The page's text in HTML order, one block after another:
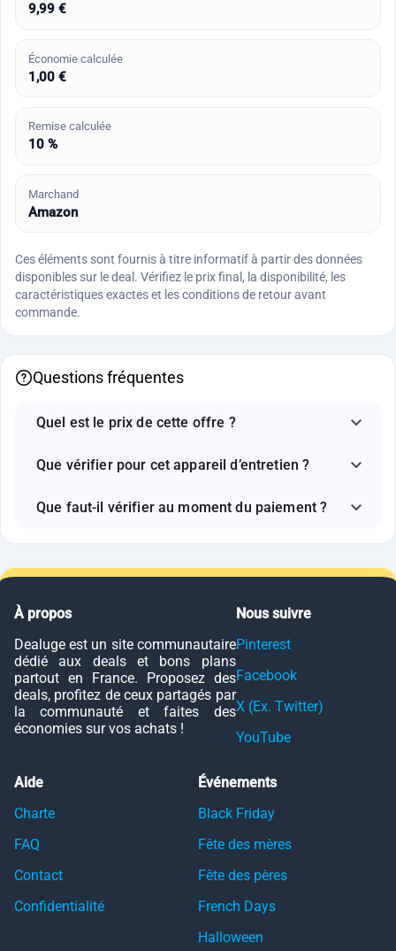
9,99 €
Économie calculée
1,00 €
Remise calculée
10 %
Marchand
Amazon
Ces éléments sont fournis à titre informatif à partir des données
disponibles sur le deal. Vérifiez le prix final, la disponibilité, les
caractéristiques exactes et les conditions de retour avant
commande.
Questions fréquentes
Quel est le prix de cette offre ?
Que vérifier pour cet appareil d’entretien ?
Que faut-il vérifier au moment du paiement ?
À propos
Dealuge est un site communautaire
dédié aux deals et bons plans
partout en France. Proposez des
deals, profitez de ceux partagés par
la communauté et faites des
économies sur vos achats !
Nous suivre
Pinterest
Facebook
X (Ex. Twitter)
YouTube
Aide
Charte
FAQ
Contact
Confidentialité
Événements
Black Friday
Fête des mères
Fête des pères
French Days
Halloween